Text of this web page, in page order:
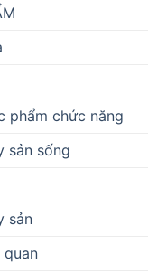
phẩm chức năng
sản sống
sản
quan